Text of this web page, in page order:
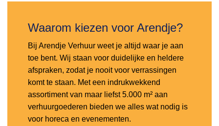
Waarom kiezen voor Arendje?
Bij Arendje Verhuur weet je altijd waar je aan
toe bent. Wij staan voor duidelijke en heldere
afspraken, zodat je nooit voor verrassingen
komt te staan. Met een indrukwekkend
assortiment van maar liefst 5.000 m² aan
verhuurgoederen bieden we alles wat nodig is
voor horeca en evenementen.